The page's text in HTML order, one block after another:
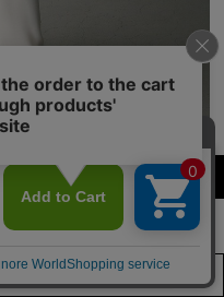
ーサイズ）
る
ウント
信中
ちら